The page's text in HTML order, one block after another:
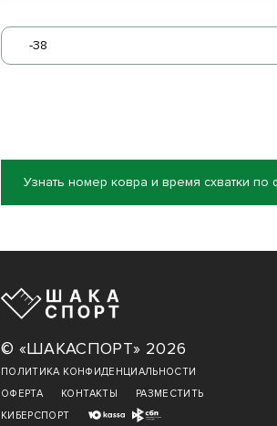
-38
Узнать номер ковра и время схватки по
© «ШАКАСПОРТ» 2026
ПОЛИТИКА КОНФИДЕНЦИАЛЬНОСТИ
ОФЕРТА
КОНТАКТЫ
РАЗМЕСТИТЬ
КИБЕРСПОРТ